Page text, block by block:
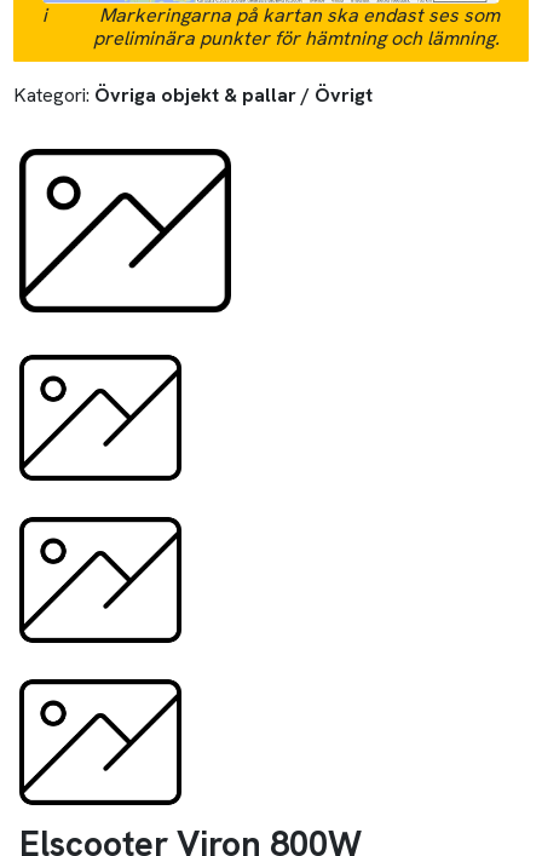
i
Markeringarna på kartan ska endast ses som
preliminära punkter för hämtning och lämning.
Kategori: Övriga objekt & pallar / Övrigt
Elscooter Viron 800W